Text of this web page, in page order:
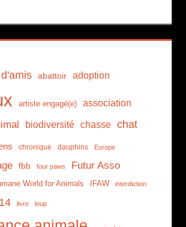
abattoir adoption
artiste engagé(e) association
biodiversité chasse chat
chronique dauphins Europe
fbb four paws Futur Asso
World for Animals IFAW interdiction
livre loup